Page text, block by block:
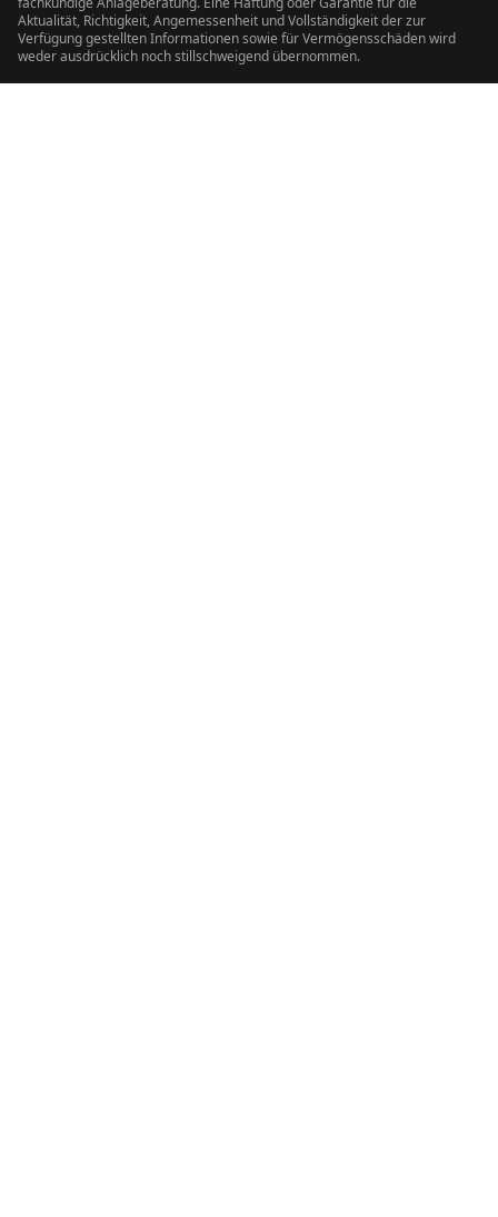
Aktualität, Richtigkeit, Angemessenheit und Vollständigkeit der zur
Verfügung gestellten Informationen sowie für Vermögensschäden wird
weder ausdrücklich noch stillschweigend übernommen.